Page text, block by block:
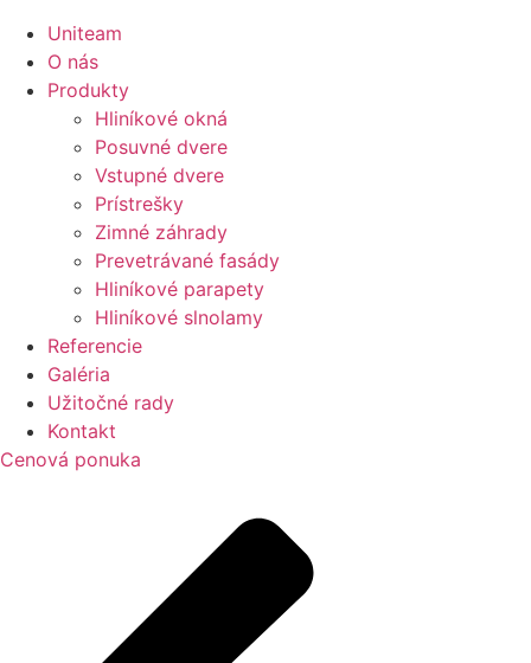
Uniteam
O nás
Produkty
Hliníkové okná
Posuvné dvere
Vstupné dvere
Prístrešky
Zimné záhrady
Prevetrávané fasády
Hliníkové parapety
Hliníkové slnolamy
Referencie
Galéria
Užitočné rady
Kontakt
Cenová ponuka